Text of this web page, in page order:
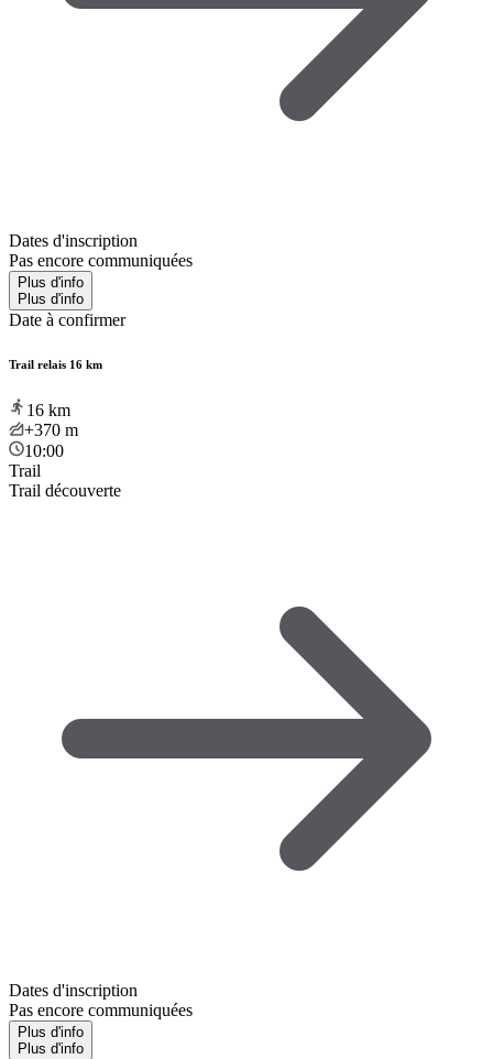
Dates d'inscription
Pas encore communiquées
Plus d'info
Plus d'info
Date à confirmer
Trail relais 16 km
16 km
+370 m
10:00
Trail
Trail découverte
Dates d'inscription
Pas encore communiquées
Plus d'info
Plus d'info